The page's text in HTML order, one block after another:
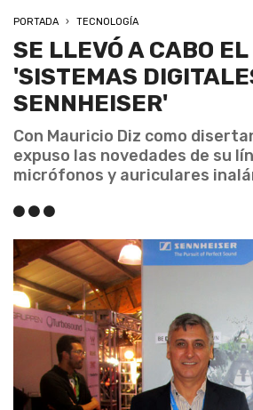
PORTADA TECNOLOGÍA
SE LLEVÓ A CABO
'SISTEMAS
SENNHEISER'
Con Mauricio Diz como
expuso las novedades de su
micrófonos y auriculares